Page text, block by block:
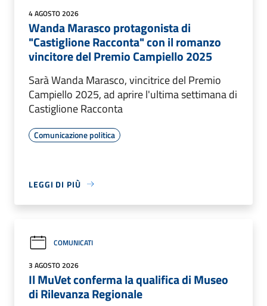
4 AGOSTO 2026
Wanda Marasco protagonista di
"Castiglione Racconta" con il romanzo
vincitore del Premio Campiello 2025
Sarà Wanda Marasco, vincitrice del Premio
Campiello 2025, ad aprire l'ultima settimana di
Castiglione Racconta
Comunicazione politica
LEGGI DI PIÙ
COMUNICATI
3 AGOSTO 2026
Il MuVet conferma la qualifica di Museo
di Rilevanza Regionale